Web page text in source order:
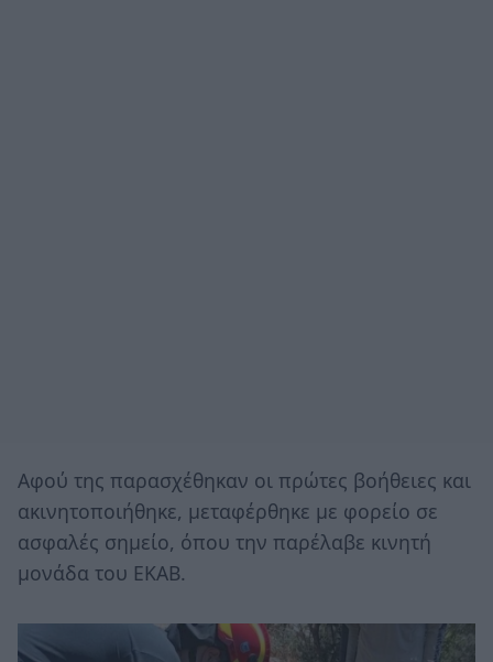
Αφού της παρασχέθηκαν οι πρώτες βοήθειες και
ακινητοποιήθηκε, μεταφέρθηκε με φορείο σε
ασφαλές σημείο, όπου την παρέλαβε κινητή
μονάδα του ΕΚΑΒ.